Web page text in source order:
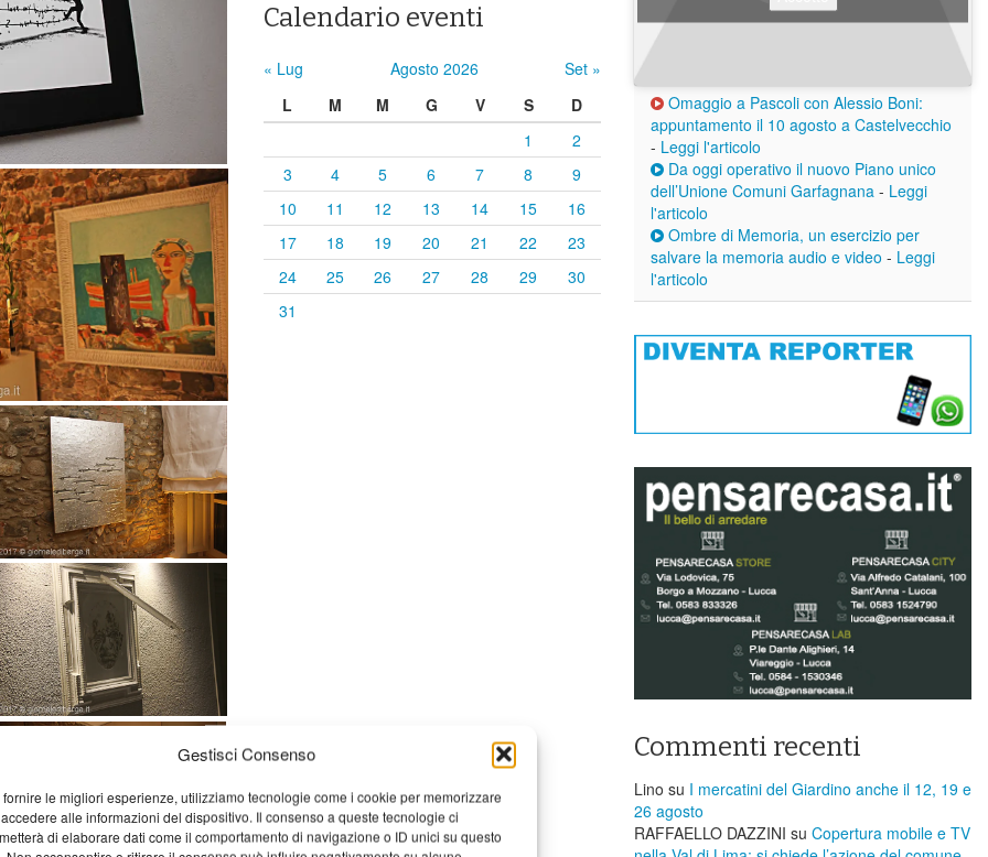
Gestisci Consenso
fornire le migliori esperienze, utilizziamo tecnologie come i cookie per memorizzare
alle informazioni del dispositivo. Il consenso a queste tecnologie ci
di elaborare dati come il comportamento di navigazione o ID unici su questo
Calendario eventi
« Lug Agosto 2026
Set »
L
M M G V S
D
1
2
3
4 5 6 7 8
9
10
11 12 13 14 15
16
17
18 19 20 21 22
23
24
25 26 27 28 29
30
31
Omaggio a Pascoli con Alessio Boni:
appuntamento il 10 agosto a Castelvecchio
- Leggi l'articolo
Da oggi operativo il nuovo Piano unico
dell’Unione Comuni Garfagnana - Leggi
l'articolo
Ombre di Memoria, un esercizio per
salvare la memoria audio e video - Leggi
l'articolo
Commenti recenti
Lino su I mercatini del Giardino anche il 12, 19 e
26 agosto
RAFFAELLO DAZZINI su ​Copertura mobile e TV